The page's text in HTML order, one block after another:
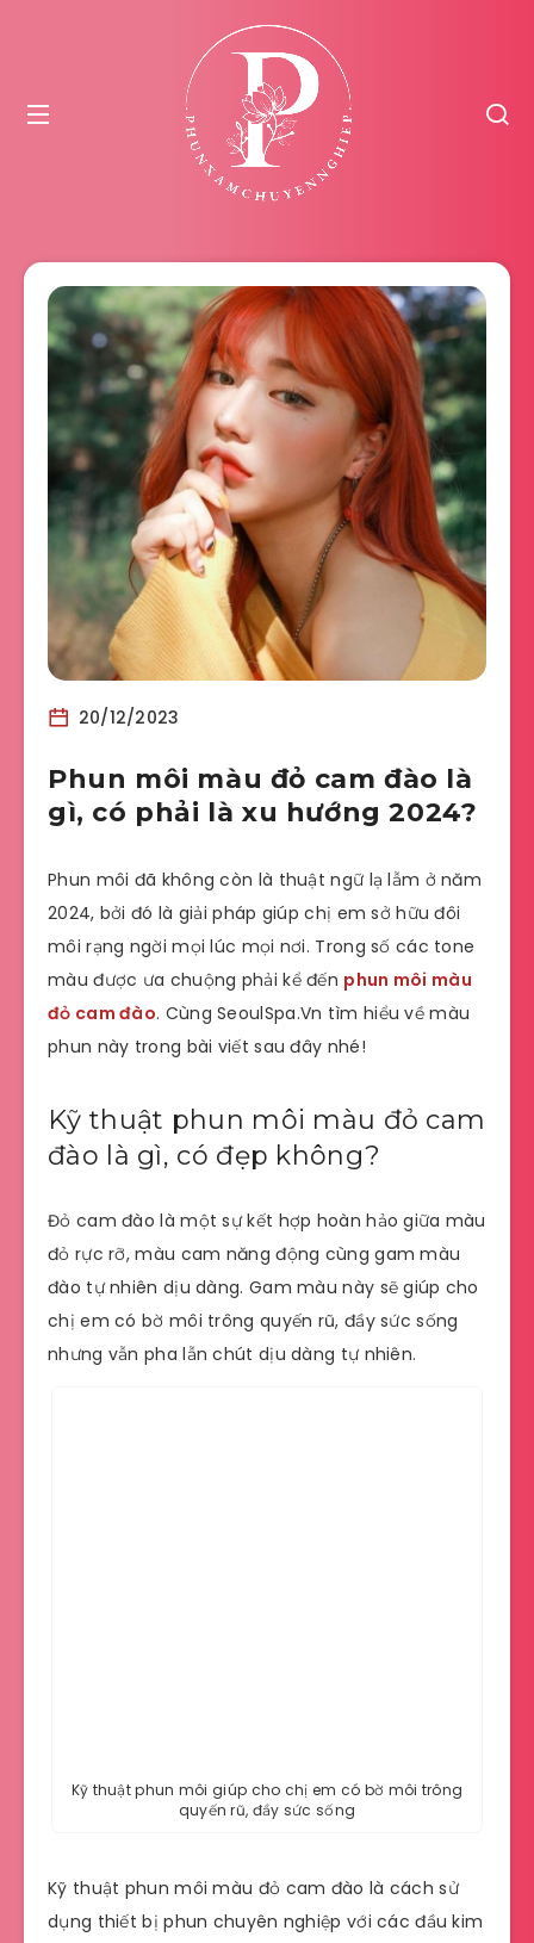
20/12/2023
Phun môi màu đỏ cam đào là
gì, có phải là xu hướng 2024?
Phun môi đã không còn là thuật ngữ lạ lẫm ở năm
2024, bởi đó là giải pháp giúp chị em sở hữu đôi
môi rạng ngời mọi lúc mọi nơi. Trong số các tone
màu được ưa chuộng phải kể đến phun môi màu
đỏ cam đào. Cùng SeoulSpa.Vn tìm hiểu về màu
phun này trong bài viết sau đây nhé!
Kỹ thuật phun môi màu đỏ cam
đào là gì, có đẹp không?
Đỏ cam đào là một sự kết hợp hoàn hảo giữa màu
đỏ rực rỡ, màu cam năng động cùng gam màu
đào tự nhiên dịu dàng. Gam màu này sẽ giúp cho
chị em có bờ môi trông quyến rũ, đầy sức sống
nhưng vẫn pha lẫn chút dịu dàng tự nhiên.
Kỹ thuật phun môi giúp cho chị em có bờ môi trông
quyến rũ, đầy sức sống
Kỹ thuật phun môi màu đỏ cam đào là cách sử
dụng thiết bị phun chuyên nghiệp với các đầu kim